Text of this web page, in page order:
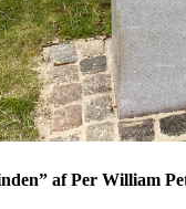
af Per William